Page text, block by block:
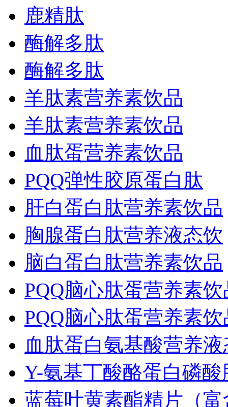
鹿精肽
酶解多肽
酶解多肽
羊肽素营养素饮品
羊肽素营养素饮品
血肽蛋营养素饮品
PQQ弹性胶原蛋白肽
肝白蛋白肽营养素饮品
胸腺蛋白肽营养液态饮
脑白蛋白肽营养素饮品
PQQ脑心肽蛋营养素饮
PQQ脑心肽蛋营养素饮
血肽蛋白氨基酸营养
Y-氨基丁酸酪蛋白磷酸
蓝莓叶黄素酯精片（